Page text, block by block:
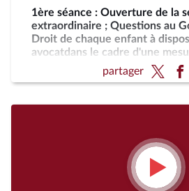
1ère séance : Ouverture de la
extraordinaire ; Questions au
Droit de chaque enfant à
avocatdans le cadre d'une
Programmation militaire pour
2030 (CMP) ; Justice criminelle
partager